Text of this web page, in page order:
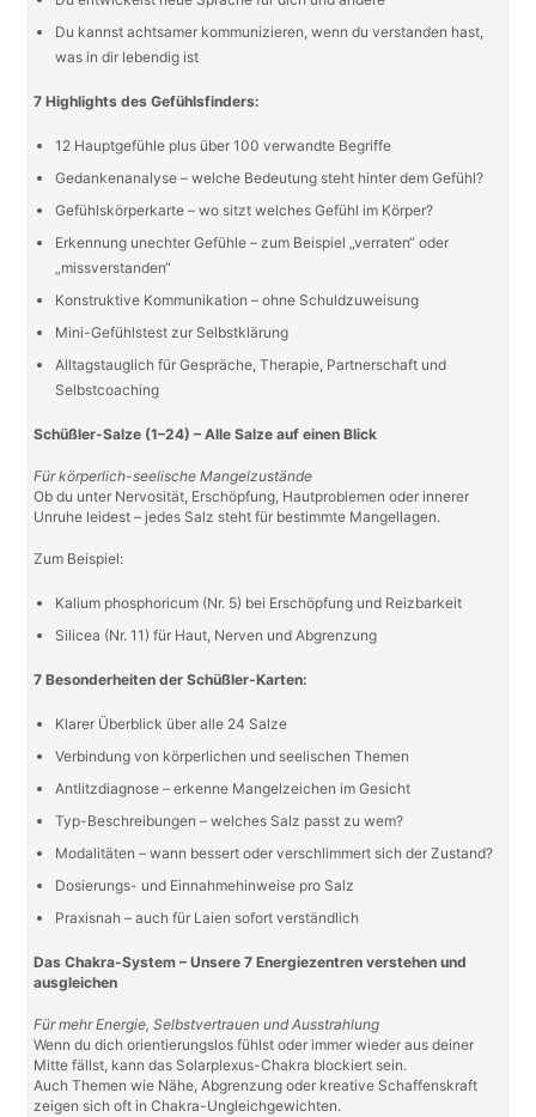
Du kannst achtsamer kommunizieren, wenn du verstanden hast,
was in dir lebendig ist
7 Highlights des Gefühlsfinders:
12 Hauptgefühle plus über 100 verwandte Begriffe
Gedankenanalyse – welche Bedeutung steht hinter dem Gefühl?
Gefühlskörperkarte – wo sitzt welches Gefühl im Körper?
Erkennung unechter Gefühle – zum Beispiel „verraten“ oder
„missverstanden“
Konstruktive Kommunikation – ohne Schuldzuweisung
Mini-Gefühlstest zur Selbstklärung
Alltagstauglich für Gespräche, Therapie, Partnerschaft und
Selbstcoaching
Schüßler-Salze (1–24) – Alle Salze auf einen Blick
Für körperlich-seelische Mangelzustände
Ob du unter Nervosität, Erschöpfung, Hautproblemen oder innerer
Unruhe leidest – jedes Salz steht für bestimmte Mangellagen.
Zum Beispiel:
Kalium phosphoricum (Nr. 5) bei Erschöpfung und Reizbarkeit
Silicea (Nr. 11) für Haut, Nerven und Abgrenzung
7 Besonderheiten der Schüßler-Karten:
Klarer Überblick über alle 24 Salze
Verbindung von körperlichen und seelischen Themen
Antlitzdiagnose – erkenne Mangelzeichen im Gesicht
Typ-Beschreibungen – welches Salz passt zu wem?
Modalitäten – wann bessert oder verschlimmert sich der Zustand?
Dosierungs- und Einnahmehinweise pro Salz
Praxisnah – auch für Laien sofort verständlich
Das Chakra-System – Unsere 7 Energiezentren verstehen und
ausgleichen
Für mehr Energie, Selbstvertrauen und Ausstrahlung
Wenn du dich orientierungslos fühlst oder immer wieder aus deiner
Mitte fällst, kann das Solarplexus-Chakra blockiert sein.
Auch Themen wie Nähe, Abgrenzung oder kreative Schaffenskraft
zeigen sich oft in Chakra-Ungleichgewichten.